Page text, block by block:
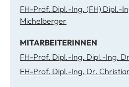
FH-Prof. Dipl.-Ing. (FH) Dipl.-
Michelberger
MITARBEITERINNEN
FH-Prof. Dipl.-Ing. Dipl.-Ing.
FH-Prof. Dipl.-Ing. Dr.